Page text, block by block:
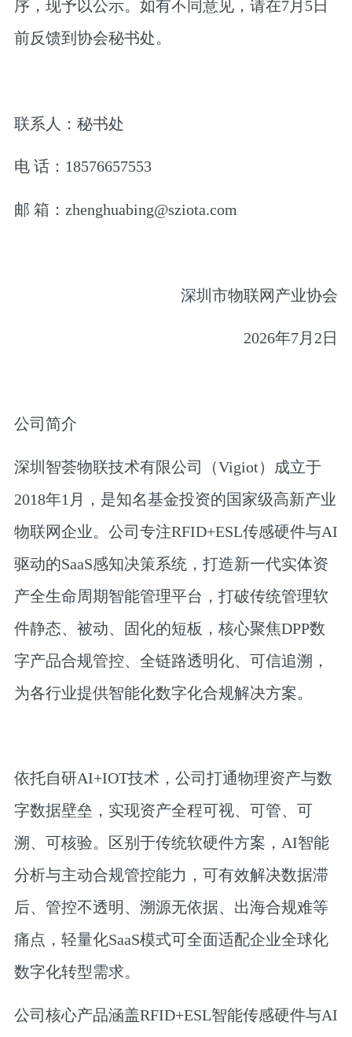
序，现予以公示。如有不同意见，请在7月5日
前反馈到协会秘书处。
联系人：秘书处
电 话：18576657553
邮 箱：zhenghuabing@sziota.com
深圳市物联网产业协会
2026年7月2日
公司简介
深圳智荟物联技术有限公司（Vigiot）成立于
2018年1月，是知名基金投资的国家级高新产业
物联网企业。公司专注RFID+ESL传感硬件与AI
驱动的SaaS感知决策系统，打造新一代实体资
产全生命周期智能管理平台，打破传统管理软
件静态、被动、固化的短板，核心聚焦DPP数
字产品合规管控、全链路透明化、可信追溯，
为各行业提供智能化数字化合规解决方案。
依托自研AI+IOT技术，公司打通物理资产与数
字数据壁垒，实现资产全程可视、可管、可
溯、可核验。区别于传统软硬件方案，AI智能
分析与主动合规管控能力，可有效解决数据滞
后、管控不透明、溯源无依据、出海合规难等
痛点，轻量化SaaS模式可全面适配企业全球化
数字化转型需求。
公司核心产品涵盖RFID+ESL智能传感硬件与AI